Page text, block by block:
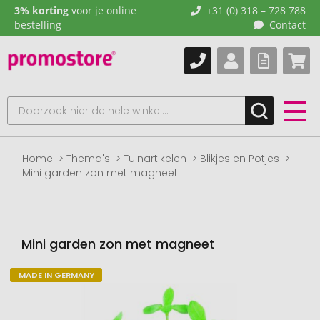
3% korting voor je online
bestelling
+31 (0) 318 – 728 788
Contact
Home Thema's Tuinartikelen
Blikjes en Potjes
Mini garden zon met magneet
Mini garden zon met magneet
Naar
MADE IN GERMANY